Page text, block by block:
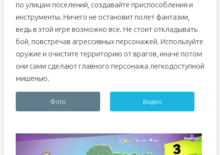
по улицам поселений, создавайте приспособления и
инструменты. Ничего не остановит полет фантазии,
ведь в этой игре возможно все. Не стоит откладывать
бой, повстречав агрессивных персонажей. Используйте
оружие и очистите территорию от врагов, иначе потом
они сами сделают главного персонажа легкодоступной
мишенью.
Фото Видео